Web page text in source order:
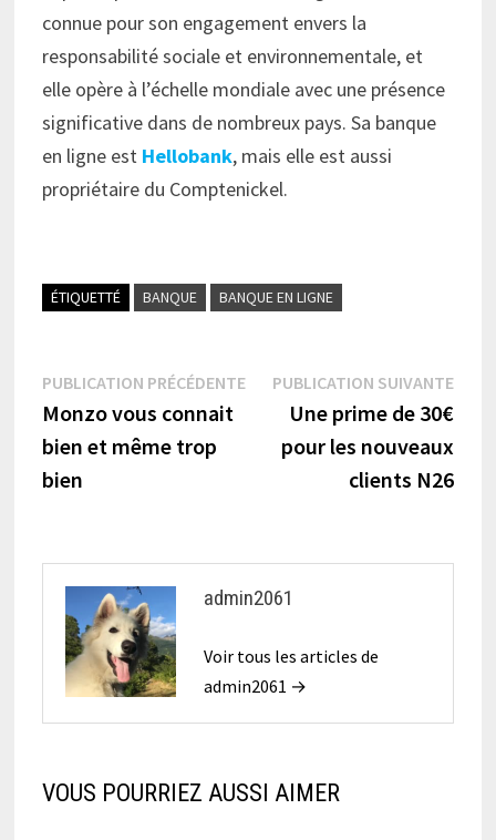
connue pour son engagement envers la
responsabilité sociale et environnementale, et
elle opère à l’échelle mondiale avec une présence
significative dans de nombreux pays. Sa banque
en ligne est Hellobank, mais elle est aussi
propriétaire du Comptenickel.
ÉTIQUETTÉ BANQUE BANQUE EN LIGNE
Navigation
de
l’article
PUBLICATION PRÉCÉDENTEPublication
précédente :
Monzo vous connait
bien et même trop
bien
PUBLICATION SUIVANTE
Une prime de 30€
pour les nouveaux
clients N26
admin2061
Voir tous les articles de
admin2061 →
VOUS POURRIEZ AUSSI AIMER